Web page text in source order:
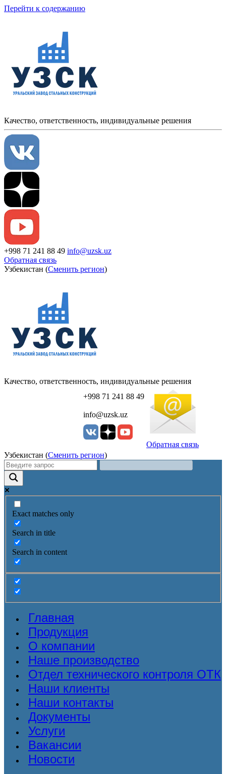
Перейти к содержанию
Качество, ответственность, индивидуальные решения
+998 71 241 88 49 info@uzsk.uz
Обратная связь
Узбекистан (Сменить регион)
Качество, ответственность, индивидуальные решения
+998 71 241 88 49
info@uzsk.uz
Обратная связь
Узбекистан (Сменить регион)
Exact matches only
Search in title
Search in content
Главная
Продукция
О компании
Наше производство
Отдел технического контроля ОТК
Наши клиенты
Наши контакты
Документы
Услуги
Вакансии
Новости